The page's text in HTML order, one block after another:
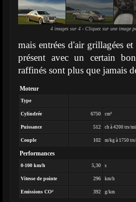
4 images sur 4 - Cliquez sur une image
mais entrées d'air grillagées
présent avec un certain
raffinés sont plus que jamais
Moteur
Type
Cylindrée 6750 cm³
Puissance 512 ch à 4200 trs/
Couple 102 m/kg à 1750
Performances
0-100 km/h 5,30 s
Vitesse de pointe 296 km/h
Emissions CO² 392 g/km